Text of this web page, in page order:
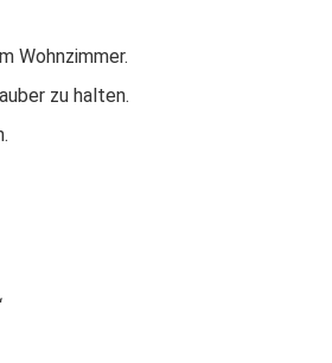
Wohnzimmer.
zu halten.